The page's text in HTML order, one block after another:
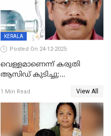
KERALA
Posted On 24-12-2025
വെള്ളമാണെന്ന് കരുതി
ആസിഡ് കുടിച്ചു;
മരിച്ചു
1 Min Read View All